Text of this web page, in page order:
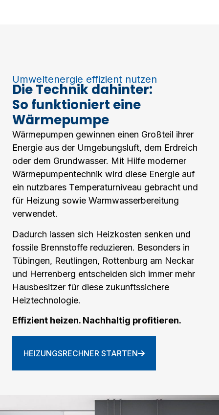
Umweltenergie effizient nutzen
Die Technik dahinter:
So funktioniert eine
Wärmepumpe
Wärmepumpen gewinnen einen Großteil ihrer
Energie aus der Umgebungsluft, dem Erdreich
oder dem Grundwasser. Mit Hilfe moderner
Wärmepumpentechnik wird diese Energie auf
ein nutzbares Temperaturniveau gebracht und
für Heizung sowie Warmwasserbereitung
verwendet.
Dadurch lassen sich Heizkosten senken und
fossile Brennstoffe reduzieren. Besonders in
Tübingen, Reutlingen, Rottenburg am Neckar
und Herrenberg entscheiden sich immer mehr
Hausbesitzer für diese zukunftssichere
Heiztechnologie.
Effizient heizen. Nachhaltig profitieren.
HEIZUNGSRECHNER STARTEN